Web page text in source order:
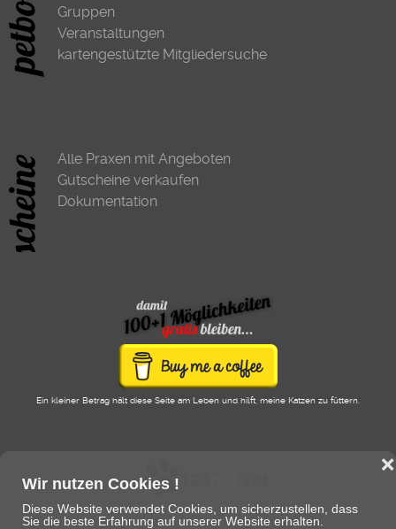
Wir nutzen Cookies !
Diese Website verwendet Cookies, um sicherzustellen, dass
Sie die beste Erfahrung auf unserer Website erhalten.
❌
Gruppen
Veranstaltungen
kartengestützte Mitgliedersuche
Alle Praxen mit Angeboten
Gutscheine verkaufen
Dokumentation
Ein kleiner Betrag hält diese Seite am Leben und hilft, meine Katzen zu füttern.